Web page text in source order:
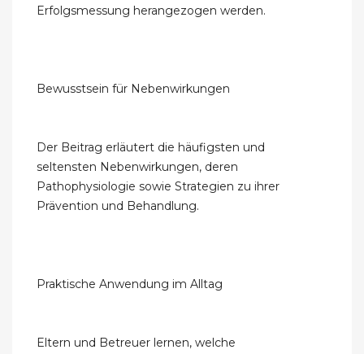
Erfolgsmessung herangezogen werden.
Bewusstsein für Nebenwirkungen
Der Beitrag erläutert die häufigsten und
seltensten Nebenwirkungen, deren
Pathophysiologie sowie Strategien zu ihrer
Prävention und Behandlung.
Praktische Anwendung im Alltag
Eltern und Betreuer lernen, welche